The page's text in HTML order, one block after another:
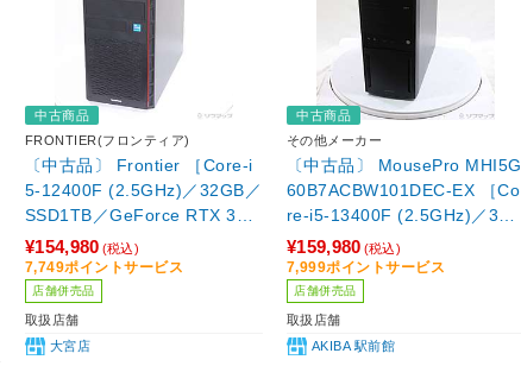
中古商品
FRONTIER(フロンティア)
〔中古品〕 Frontier ［Core-i
5-12400F (2.5GHz)／32GB／
SSD1TB／GeForce RTX 306
0Ti(8GB)／Windows11 Hom
e］
¥154,980 (税込)
7,749ポイントサービス
店舗併売品
取扱店舗
大宮店
中古商品
その他メーカー
〔中古品〕 MousePro MHI5G
60B7ACBW101DEC-EX ［Co
re-i5-13400F (2.5GHz)／32G
B／SSD1TB／GeForce RTX
3060(12GB)／Windows11 Ho
me］
¥159,980 (税込)
7,999ポイントサービス
店舗併売品
取扱店舗
AKIBA 駅前館